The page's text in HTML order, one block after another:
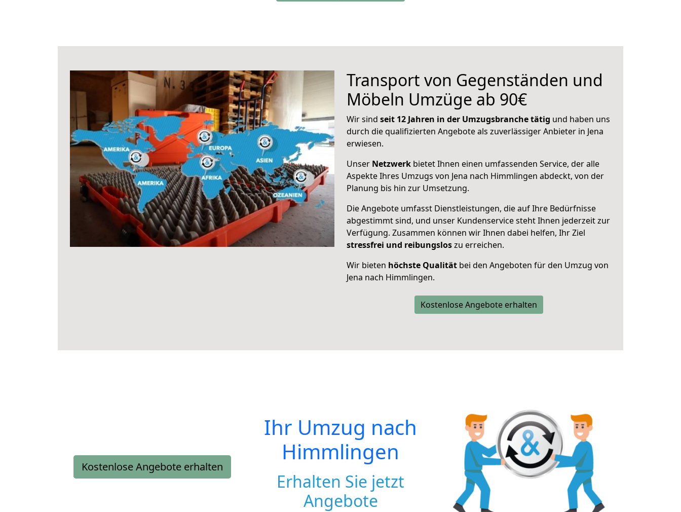
Transport von Gegenständen und
Möbeln Umzüge ab 90€
Wir sind seit 12 Jahren in der Umzugsbranche tätig und haben uns
durch die qualifizierten Angebote als zuverlässiger Anbieter in Jena
erwiesen.
Unser Netzwerk bietet Ihnen einen umfassenden Service, der alle
Aspekte Ihres Umzugs von Jena nach Himmlingen abdeckt, von der
Planung bis hin zur Umsetzung.
Die Angebote umfasst Dienstleistungen, die auf Ihre Bedürfnisse
abgestimmt sind, und unser Kundenservice steht Ihnen jederzeit zur
Verfügung. Zusammen können wir Ihnen dabei helfen, Ihr Ziel
stressfrei und reibungsloszu erreichen.
Wir bieten höchste Qualität bei den Angeboten für den Umzug von
Jena nach Himmlingen.
Kostenlose Angebote erhalten
Kostenlose Angebote erhalten
Ihr Umzug nach
Himmlingen
Erhalten Sie jetzt
Angebote